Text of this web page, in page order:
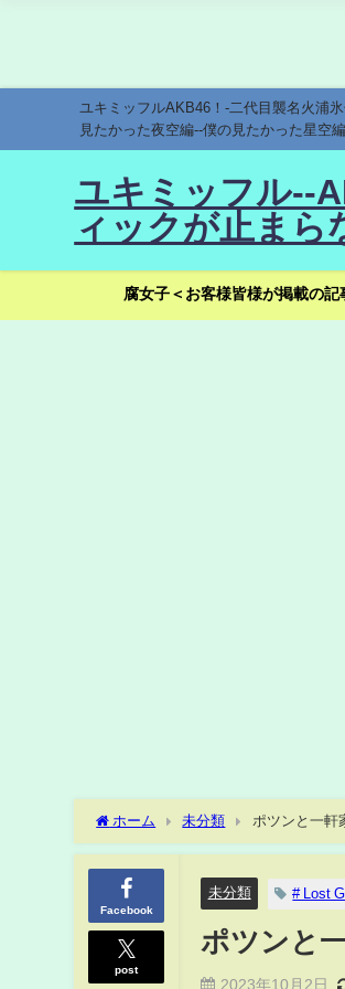
ユキミッフルAKB46！-二代目襲名火浦
見たかった夜空編--僕の見たかった星空
ユキミッフル--
ィックが止まら
腐女子＜お客様皆様が掲載の
ホーム 未分類 ポツンと一
Facebook
post
未分類 # Lost
ポツンと
2023年10月2日